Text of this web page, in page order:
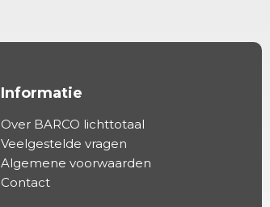
Informatie
Over BARCO lichttotaal
Veelgestelde vragen
Algemene voorwaarden
Contact